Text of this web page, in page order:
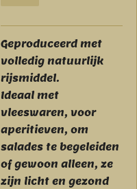
Geproduceerd met
volledig natuurlijk
rijsmiddel.
Ideaal met
vleeswaren, voor
aperitieven, om
salades te begeleiden
of gewoon alleen, ze
zijn licht en gezond